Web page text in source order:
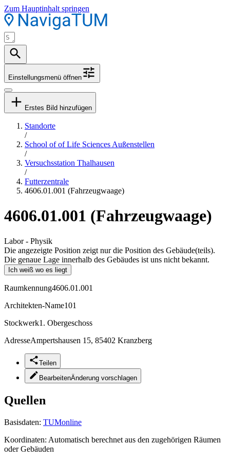
Zum Hauptinhalt springen
Einstellungsmenü öffnen
Erstes Bild hinzufügen
Standorte
/
School of of Life Sciences Außenstellen
/
Versuchsstation Thalhausen
/
Futterzentrale
4606.01.001 (Fahrzeugwaage)
4606.01.001 (Fahrzeugwaage)
Labor - Physik
Die angezeigte Position zeigt nur die Position des Gebäude(teils).
Die genaue Lage innerhalb des Gebäudes ist uns nicht bekannt.
Ich weiß wo es liegt
Raumkennung4606.01.001
Architekten-Name101
Stockwerk1. Obergeschoss
AdresseAmpertshausen 15, 85402 Kranzberg
Teilen
BearbeitenÄnderung vorschlagen
Quellen
Basisdaten: TUMonline
Koordinaten: Automatisch berechnet aus den zugehörigen Räumen
oder Gebäuden